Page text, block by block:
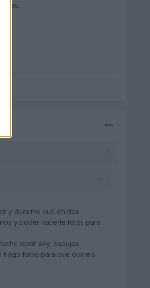
y decirme que en dos
y poder hacerle fotos para
open sky, espejos
hago fotos para que opinéis.